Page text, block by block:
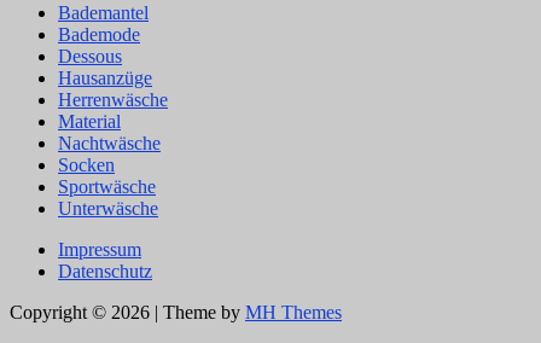
Bademantel
Bademode
Dessous
Hausanzüge
Herrenwäsche
Material
Nachtwäsche
Socken
Sportwäsche
Unterwäsche
Impressum
Datenschutz
Copyright © 2026 | Theme by MH Themes